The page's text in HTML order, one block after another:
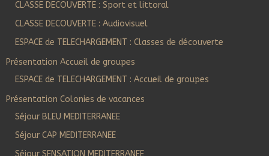
CLASSE DECOUVERTE : Sport et littoral
CLASSE DECOUVERTE : Audiovisuel
ESPACE de TELECHARGEMENT : Classes de découverte
Présentation Accueil de groupes
ESPACE de TELECHARGEMENT : Accueil de groupes
Présentation Colonies de vacances
Séjour BLEU MEDITERRANEE
Séjour CAP MEDITERRANEE
Séjour SENSATION MEDITERRANEE